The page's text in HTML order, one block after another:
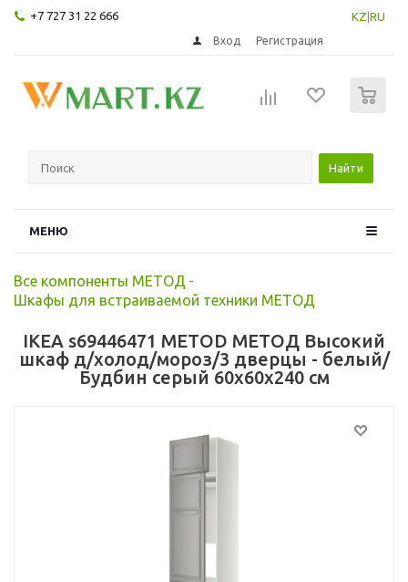
+7 727 31 22 666 KZ RU
Вход Регистрация
Найти
МЕНЮ
Все компоненты МЕТОД -
Шкафы для встраиваемой техники МЕТОД
IKEA s69446471 METOD МЕТОД Высокий
шкаф д/холод/мороз/3 дверцы - белый/
Будбин серый 60x60x240 см